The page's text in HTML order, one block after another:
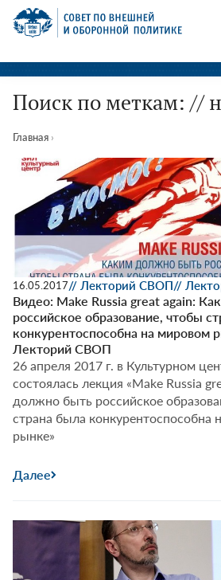
Перейти
СВОП
Поиск по меткам: //
Главная ›
16.05.2017// Лекторий СВОП//
Видео: Make Russia great again:
российское образование, чтобы
конкурентоспособна на мировом
Лекторий СВОП
26 апреля 2017 г. в Культурном
состоялась лекция «Make Russia
должно быть российское
страна была конкурентоспособна
рынке»
Далее